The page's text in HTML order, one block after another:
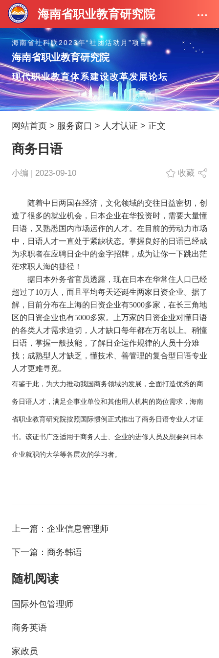
海南省职业教育研究院
海南省社科联2023年“社团活动月”项目
海南省职业教育研究院
现代职业教育体系建设改革发展论坛
网站首页 > 服务窗口 > 人才认证 > 正文
商务日语
小编 | 2023-09-10 收藏
随着中日两国在经济，文化领域的交往日益密切，创
造了很多的就业机会，日本企业在华投资时，需要大量懂
日语，又熟悉国内市场运作的人才。在目前的劳动力市场
中，日语人才一直处于紧缺状态。掌握良好的日语已经成
为求职者在应聘日企中的金字招牌，成为让你一下跳出茫
茫求职人海的捷径！
据日本外务省官员透露，现在日本在华常住人口已经
超过了10万人，而且平均每天还诞生两家日资企业。据了
解，目前分布在上海的日资企业有5000多家，在长三角地
区的日资企业也有5000多家。上万家的日资企业对懂日语
的各类人才需求迫切，人才缺口每年都在万名以上。稍懂
日语，掌握一般技能，了解日企运作规律的人员十分难
找；成熟型人才缺乏，懂技术、善管理的复合型日语专业
人才更难寻觅。
有鉴于此，为大力推动我国商务领域的发展，全面打造优秀的商
务日语人才，满足企事业单位和其他用人机构的岗位需求， 海南
省职业教育研究院按照国际惯例正式推出了商务日语专业人才证
书。该证书广泛适用于商务人士、企业的进修人员及想要到日本
企业就职的大学等各层次的学习者。
上一篇：企业信息管理师
下一篇：商务韩语
随机阅读
国际外包管理师
商务英语
家政员